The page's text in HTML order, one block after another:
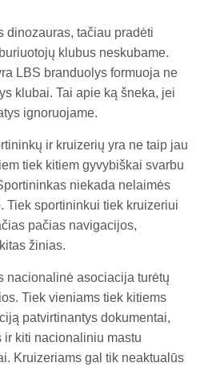
dinozauras, tačiau pradėti
klubus neskubame.
LBS branduolys formuoja ne
klubai. Tai apie ką šneka, jei
ignoruojame.
ir kruizerių yra ne taip jau
tiek kitiem gyvybiškai svarbu
niekada nelaimės
Tiek sportininkui tiek kruizeriui
pačias navigacijos,
žinias.
nacionalinė asociacija turėtų
Tiek vieniams tiek kitiems
patvirtinantys dokumentai,
ir kiti nacionaliniu mastu
Kruizeriams gal tik neaktualūs